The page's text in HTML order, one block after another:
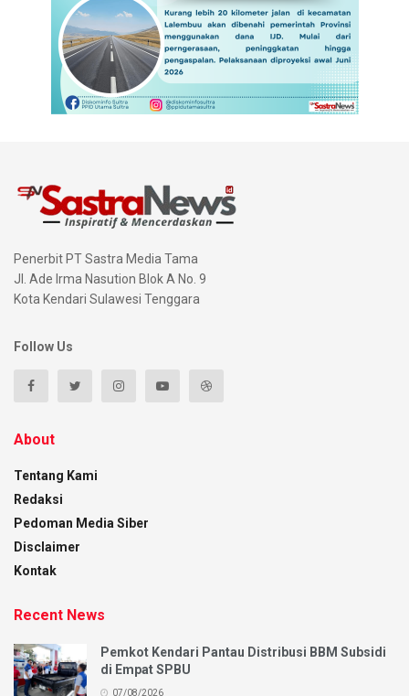
Penerbit PT Sastra Media Tama
Jl. Ade Irma Nasution Blok A No. 9
Kota Kendari Sulawesi Tenggara
Follow Us
About
Tentang Kami
Redaksi
Pedoman Media Siber
Disclaimer
Kontak
Recent News
Pemkot Kendari Pantau Distribusi BBM Subsidi
di Empat SPBU
07/08/2026